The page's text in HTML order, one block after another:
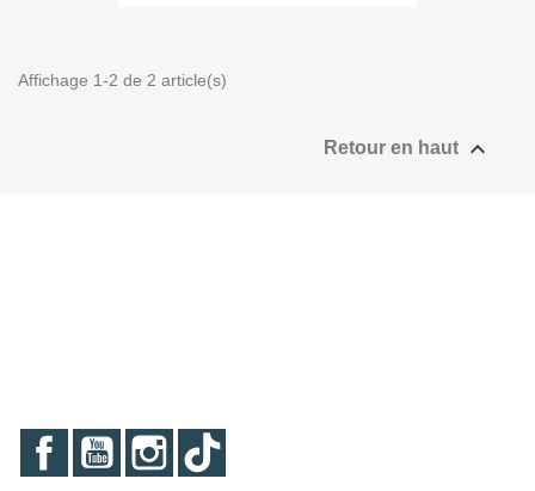
Affichage 1-2 de 2 article(s)
Retour en haut 
FacebookYouTubeInstagram